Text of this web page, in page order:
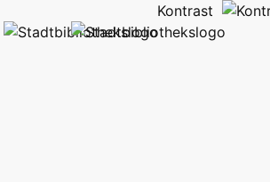
Kontrast